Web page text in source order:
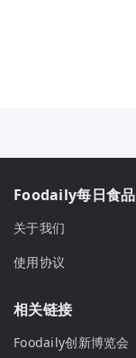
Foodaily每日食品
关于我们
使用协议
相关链接
Foodaily创新博览会